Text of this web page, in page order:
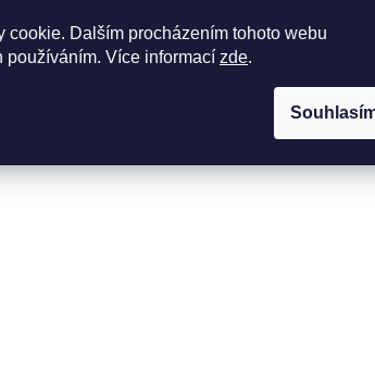
cookie. Dalším procházením tohoto webu
Více informací zde.